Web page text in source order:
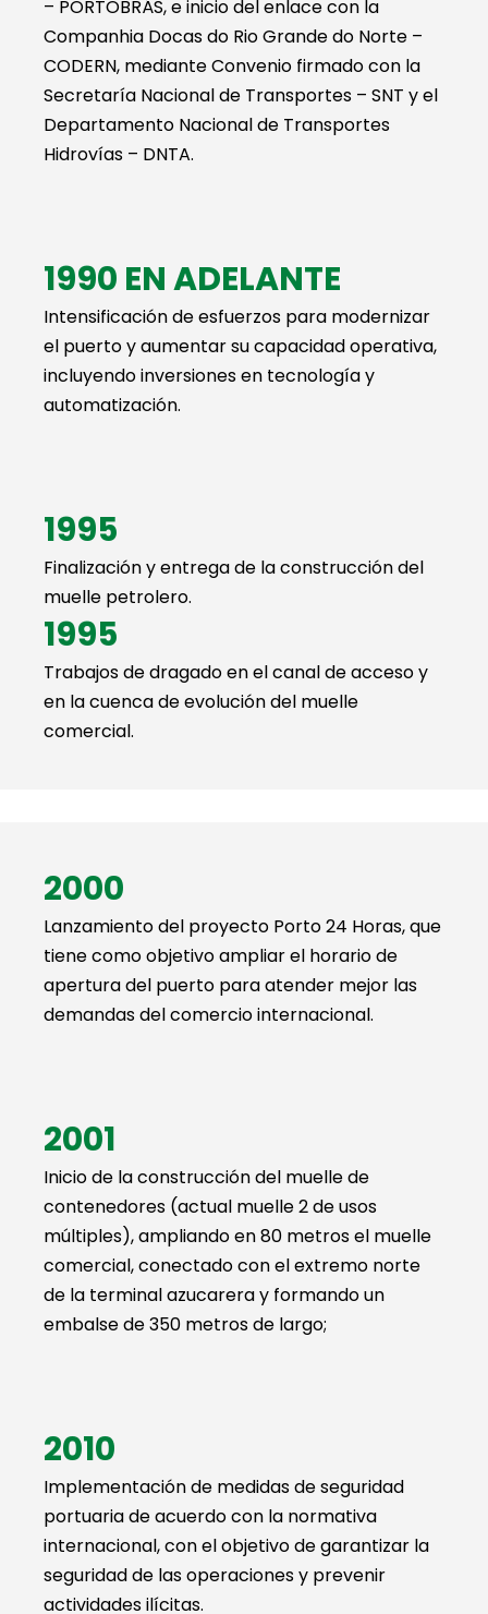
– PORTOBRÁS, e inicio del enlace con la
Companhia Docas do Rio Grande do Norte –
CODERN, mediante Convenio firmado con la
Secretaría Nacional de Transportes – SNT y el
Departamento Nacional de Transportes
Hidrovías – DNTA.
1990 EN ADELANTE
Intensificación de esfuerzos para modernizar
el puerto y aumentar su capacidad operativa,
incluyendo inversiones en tecnología y
automatización.
1995
Finalización y entrega de la construcción del
muelle petrolero.
1995
Trabajos de dragado en el canal de acceso y
en la cuenca de evolución del muelle
comercial.
2000
Lanzamiento del proyecto Porto 24 Horas, que
tiene como objetivo ampliar el horario de
apertura del puerto para atender mejor las
demandas del comercio internacional.
2001
Inicio de la construcción del muelle de
contenedores (actual muelle 2 de usos
múltiples), ampliando en 80 metros el muelle
comercial, conectado con el extremo norte
de la terminal azucarera y formando un
embalse de 350 metros de largo;
2010
Implementación de medidas de seguridad
portuaria de acuerdo con la normativa
internacional, con el objetivo de garantizar la
seguridad de las operaciones y prevenir
actividades ilícitas.